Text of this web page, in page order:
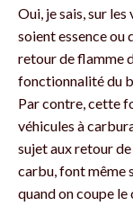
Oui, je sais, sur
soient essence ou
retour de flamme
fonctionnalité du
Par contre, cette
véhicules à
sujet aux retour
carbu, font même
quand on coupe le